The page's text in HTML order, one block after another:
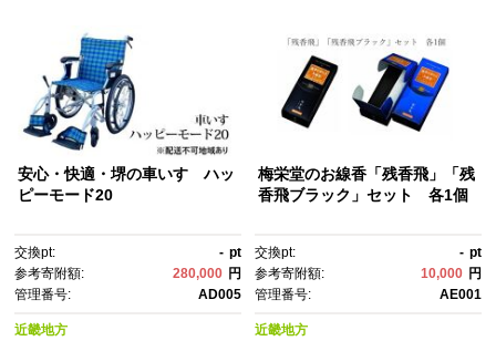
安心・快適・堺の車いす ハッ
ピーモード20
交換pt: - pt
参考寄附額:
280,000 円
管理番号:
AD005
近畿地方
梅栄堂のお線香「残香飛」「残
香飛ブラック」セット 各1個
交換pt: - pt
参考寄附額:
10,000 円
管理番号:
AE001
近畿地方